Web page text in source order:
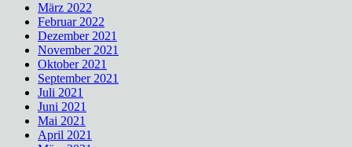
März 2022
Februar 2022
Dezember 2021
November 2021
Oktober 2021
September 2021
Juli 2021
Juni 2021
Mai 2021
April 2021